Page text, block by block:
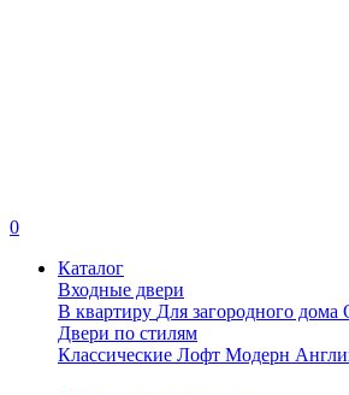
0
Каталог
Входные двери
В квартиру Для загородного дома
Двери по стилям
Классические Лофт Модерн